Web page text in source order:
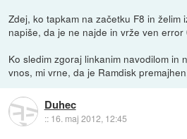
Zdej, ko tapkam na začetku F8 in želim
napiše, da je ne najde in vrže ven error
Ko sledim zgoraj linkanim navodilom in
vnos, mi vrne, da je Ramdisk
Duhec
:: 16. maj 2012, 12:45